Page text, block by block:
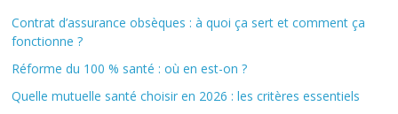
Contrat d’assurance obsèques : à quoi ça sert et comment ça
fonctionne ?
Réforme du 100 % santé : où en est-on ?
Quelle mutuelle santé choisir en 2026 : les critères essentiels